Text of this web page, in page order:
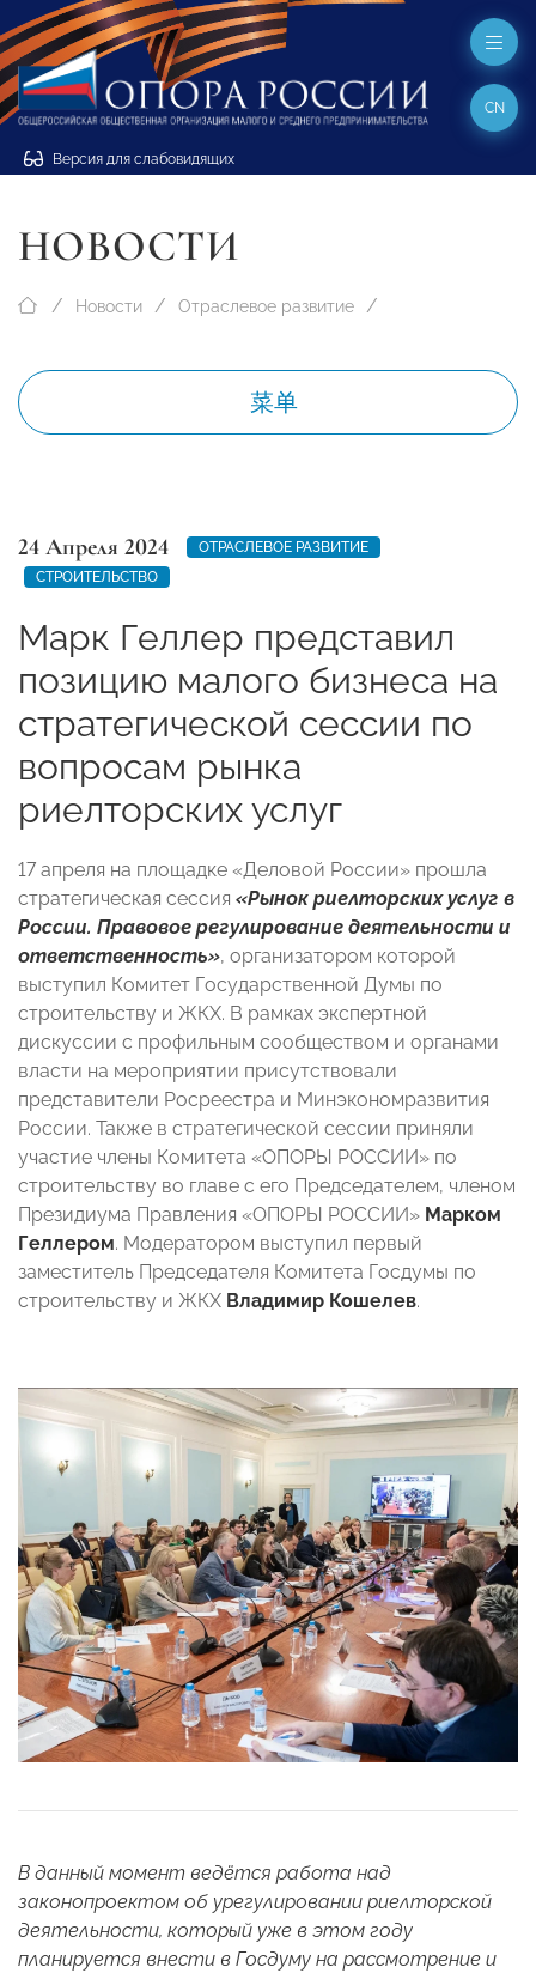
Версия для слабовидящих
CN
НОВОСТИ
Новости Отраслевое развитие
菜单
24 Апреля 2024
ОТРАСЛЕВОЕ РАЗВИТИЕ
СТРОИТЕЛЬСТВО
Марк Геллер представил
позицию малого бизнеса на
стратегической сессии по
вопросам рынка
риелторских услуг
17 апреля на площадке «Деловой России» прошла
стратегическая сессия «Рынок риелторских услуг в
России. Правовое регулирование деятельности и
ответственность», организатором которой
выступил Комитет Государственной Думы по
строительству и ЖКХ. В рамках экспертной
дискуссии с профильным сообществом и органами
власти на мероприятии присутствовали
представители Росреестра и Минэкономразвития
России. Также в стратегической сессии приняли
участие члены Комитета «ОПОРЫ РОССИИ» по
строительству во главе с его Председателем, членом
Президиума Правления «ОПОРЫ РОССИИ» Марком
Геллером. Модератором выступил первый
заместитель Председателя Комитета Госдумы по
строительству и ЖКХ Владимир Кошелев.
В данный момент ведётся работа над
законопроектом об урегулировании риелторской
деятельности, который уже в этом году
планируется внести в Госдуму на рассмотрение и